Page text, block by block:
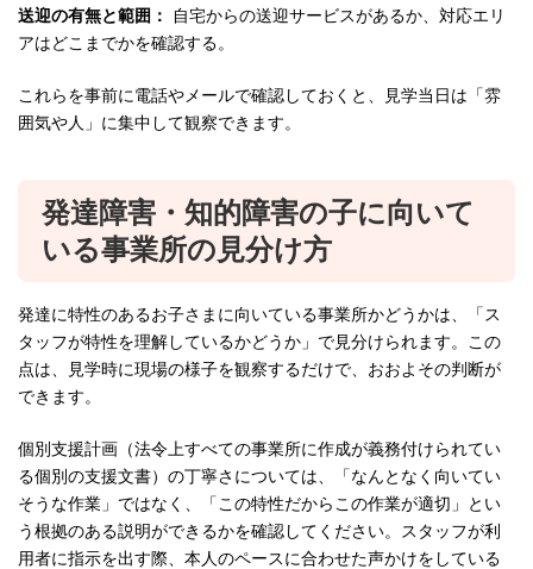
送迎の有無と範囲：
自宅からの送迎サービスがあるか、対応エリ
アはどこまでかを確認する。
これらを事前に電話やメールで確認しておくと、見学当日は「雰
囲気や人」に集中して観察できます。
発達障害・知的障害の子に向いて
いる事業所の見分け方
発達に特性のあるお子さまに向いている事業所かどうかは、「ス
タッフが特性を理解しているかどうか」で見分けられます。この
点は、見学時に現場の様子を観察するだけで、おおよその判断が
できます。
個別支援計画（法令上すべての事業所に作成が義務付けられてい
る個別の支援文書）の丁寧さについては、「なんとなく向いてい
そうな作業」ではなく、「この特性だからこの作業が適切」とい
う根拠のある説明ができるかを確認してください。スタッフが利
用者に指示を出す際、本人のペースに合わせた声かけをしている